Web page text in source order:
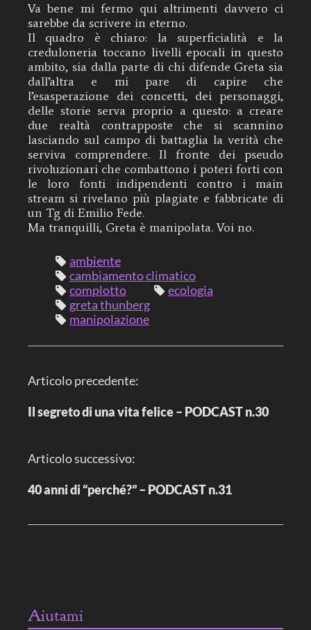
Va bene mi fermo qui altrimenti davvero ci
sarebbe da scrivere in eterno.
Il quadro è chiaro: la superficialità e la
creduloneria toccano livelli epocali in questo
ambito, sia dalla parte di chi difende Greta sia
dall’altra e mi pare di capire che
l’esasperazione dei concetti, dei personaggi,
delle storie serva proprio a questo: a creare
due realtà contrapposte che si scannino
lasciando sul campo di battaglia la verità che
serviva comprendere. Il fronte dei pseudo
rivoluzionari che combattono i poteri forti con
le loro fonti indipendenti contro i main
stream si rivelano più plagiate e fabbricate di
un Tg di Emilio Fede.
Ma tranquilli, Greta è manipolata. Voi no.
ambiente
cambiamento climatico
complotto
ecologia
greta thunberg
manipolazione
N
a
i
g
o
a
Articolo precedente:
Il segreto di una vita felice – PODCAST n.30
Articolo successivo:
40 anni di “perché?” – PODCAST n.31
Aiutami